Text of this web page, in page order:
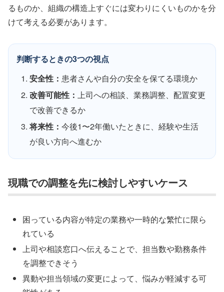
るものか、組織の構造上すぐには変わりにくいものかを分
けて考える必要があります。
判断するときの3つの視点
安全性： 患者さんや自分の安全を保てる環境か
改善可能性： 上司への相談、業務調整、配置変更
で改善できるか
将来性： 今後1〜2年働いたときに、経験や生活
が良い方向へ進むか
現職での調整を先に検討しやすいケース
困っている内容が特定の業務や一時的な繁忙に限ら
れている
上司や相談窓口へ伝えることで、担当数や勤務条件
を調整できそう
異動や担当領域の変更によって、悩みが軽減する可